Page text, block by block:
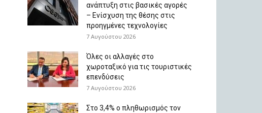
ανάπτυξη στις βασικές αγορές
– Ενίσχυση της θέσης στις
προηγμένες τεχνολογίες
7 Αυγούστου 2026
Όλες οι αλλαγές στο
χωροταξικό για τις τουριστικές
επενδύσεις
7 Αυγούστου 2026
Στο 3,4% ο πληθωρισμός τον